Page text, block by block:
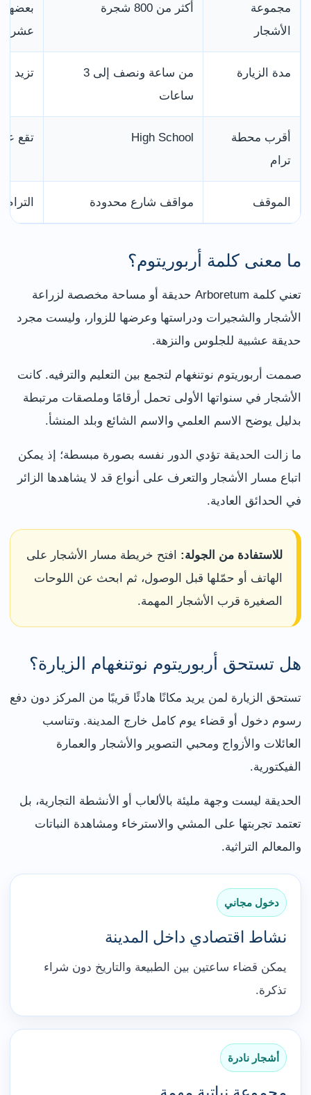
مجموعة
الأشجار
أكثر من 800 شجرة
بعضها
عشر
مدة الزيارة
من ساعة ونصف إلى 3
ساعات
تزيد
أقرب محطة
ترام
High School تقع
الموقف مواقف شارع محدودة
ما معنى كلمة أربوريتوم؟
تعني كلمة Arboretum حديقة أو مساحة مخصصة لزراعة
الأشجار والشجيرات ودراستها وعرضها للزوار، وليست مجرد
حديقة عشبية للجلوس والنزهة.
صممت أربوريتوم نوتنغهام لتجمع بين التعليم والترفيه. كانت
الأشجار في سنواتها الأولى تحمل أرقامًا وملصقات مرتبطة
بدليل يوضح الاسم العلمي والاسم الشائع وبلد المنشأ.
ما زالت الحديقة تؤدي الدور نفسه بصورة مبسطة؛ إذ يمكن
اتباع مسار الأشجار والتعرف على أنواع قد لا يشاهدها الزائر
في الحدائق العادية.
للاستفادة من الجولة: افتح خريطة مسار الأشجار على
الهاتف أو حمّلها قبل الوصول، ثم ابحث عن اللوحات
الصغيرة قرب الأشجار المهمة.
هل تستحق أربوريتوم نوتنغهام الزيارة؟
تستحق الزيارة لمن يريد مكانًا هادئًا قريبًا من المركز دون دفع
رسوم دخول أو قضاء يوم كامل خارج المدينة. وتناسب
العائلات والأزواج ومحبي التصوير والأشجار والعمارة
الفيكتورية.
الحديقة ليست وجهة مليئة بالألعاب أو الأنشطة التجارية، بل
تعتمد تجربتها على المشي والاسترخاء ومشاهدة النباتات
والمعالم التراثية.
دخول مجاني
نشاط اقتصادي داخل المدينة
يمكن قضاء ساعتين بين الطبيعة والتاريخ دون شراء
تذكرة.
أشجار نادرة